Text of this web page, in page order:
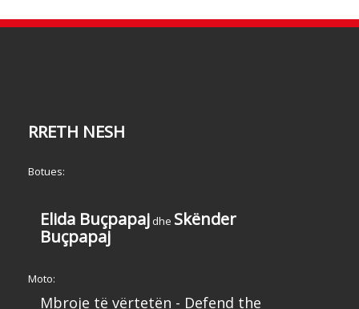
RRETH NESH
Botues:
Elida Buçpapaj dhe Skënder
Buçpapaj
Moto:
Mbroje të vërtetën - Defend the